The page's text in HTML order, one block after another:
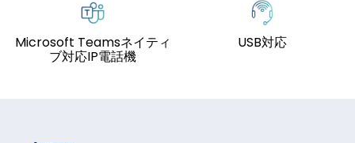
Microsoft Teamsネイティ
ブ対応IP電話機
USB対応